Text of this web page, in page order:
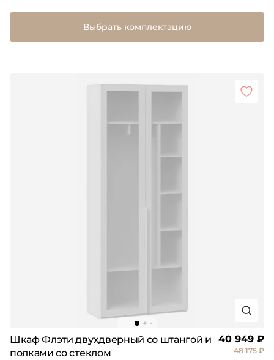
Выбрать комплектацию
Шкаф Флэти двухдверный со штангой и
полками со стеклом
40 949 ₽
48 175 ₽